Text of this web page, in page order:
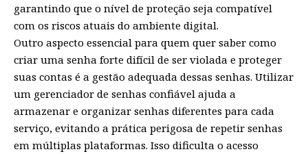
garantindo que o nível de proteção seja compatível
com os riscos atuais do ambiente digital.
Outro aspecto essencial para quem quer saber como
criar uma senha forte difícil de ser violada e proteger
suas contas é a gestão adequada dessas senhas. Utilizar
um gerenciador de senhas confiável ajuda a
armazenar e organizar senhas diferentes para cada
serviço, evitando a prática perigosa de repetir senhas
em múltiplas plataformas. Isso dificulta o acesso